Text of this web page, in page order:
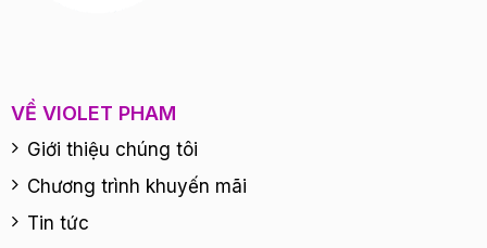
VỀ VIOLET PHAM
Giới thiệu chúng tôi
Chương trình khuyến mãi
Tin tức